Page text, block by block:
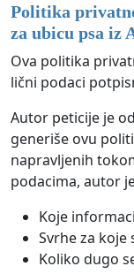
Politika
za ubicu psa iz
Ova politika
lični podaci
Autor peticije je
generiše ovu
napravljenih
podacima, autor
Koje
Svrhe za koje
Koliko dugo